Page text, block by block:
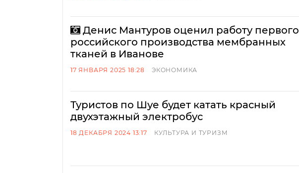
Денис Мантуров оценил работу первого
российского производства мембранных
тканей в Иванове
17 ЯНВАРЯ 2025 18:28 ЭКОНОМИКА
Туристов по Шуе будет катать красный
двухэтажный электробус
18 ДЕКАБРЯ 2024 13:17 КУЛЬТУРА И ТУРИЗМ